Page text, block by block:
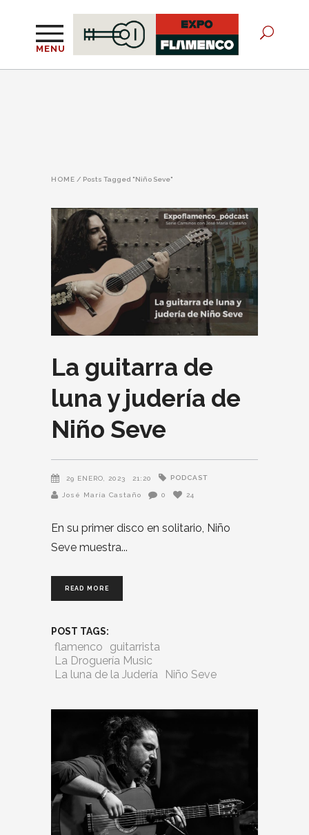
MENU
HOME / Posts Tagged "Niño Seve"
La guitarra de
luna y judería de
Niño Seve
29 ENERO, 2023 21:20 PODCAST
José María Castaño 0 24
En su primer disco en solitario, Niño
Seve muestra
READ MORE
POST TAGS:
flamenco
guitarrista
La Droguería Music
La luna de la Judería
Niño Seve